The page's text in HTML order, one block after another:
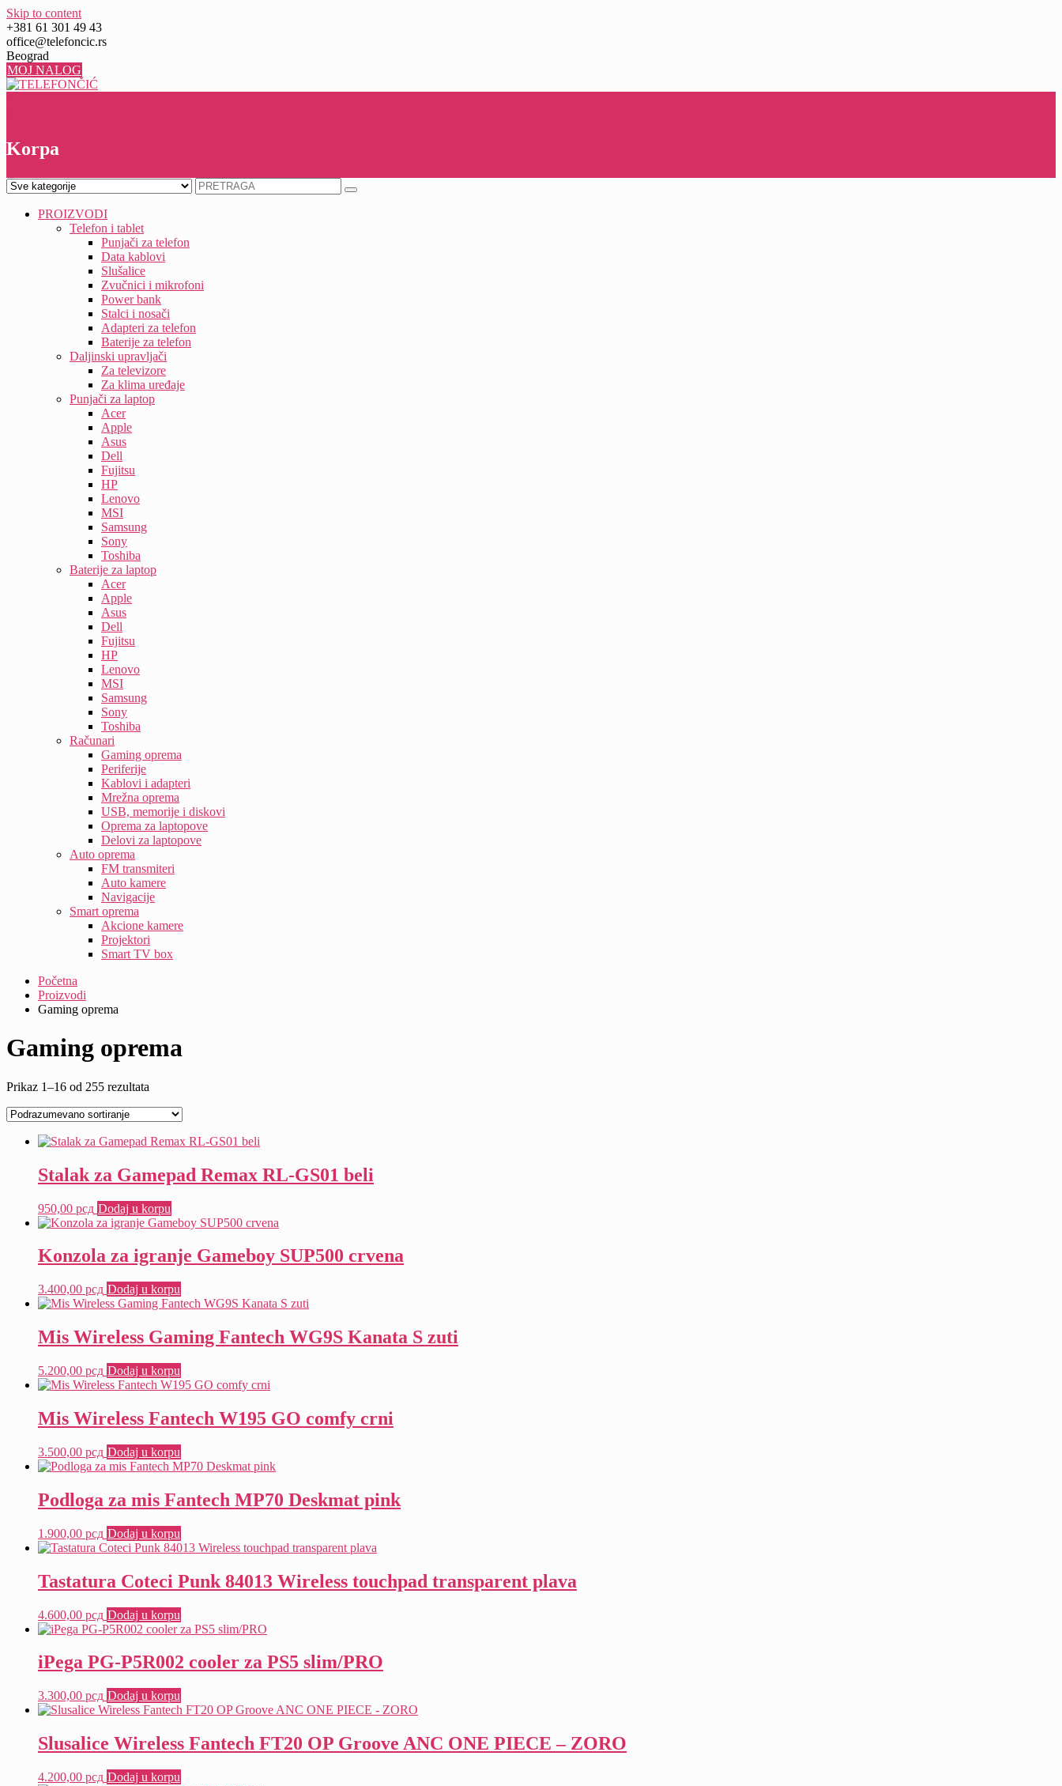
Skip to content
+381 61 301 49 43
office@telefoncic.rs
Beograd
MOJ NALOG
Korpa
PROIZVODI
Telefon i tablet
Punjači za telefon
Data kablovi
Slušalice
Zvučnici i mikrofoni
Power bank
Stalci i nosači
Adapteri za telefon
Baterije za telefon
Daljinski upravljači
Za televizore
Za klima uređaje
Punjači za laptop
Acer
Apple
Asus
Dell
Fujitsu
HP
Lenovo
MSI
Samsung
Sony
Toshiba
Baterije za laptop
Acer
Apple
Asus
Dell
Fujitsu
HP
Lenovo
MSI
Samsung
Sony
Toshiba
Računari
Gaming oprema
Periferije
Kablovi i adapteri
Mrežna oprema
USB, memorije i diskovi
Oprema za laptopove
Delovi za laptopove
Auto oprema
FM transmiteri
Auto kamere
Navigacije
Smart oprema
Akcione kamere
Projektori
Smart TV box
Početna
Proizvodi
Gaming oprema
Gaming oprema
Prikaz 1–16 od 255 rezultata
Stalak za Gamepad Remax RL-GS01 beli
950,00 рсд Dodaj u korpu
Konzola za igranje Gameboy SUP500 crvena
3.400,00 рсд Dodaj u korpu
Mis Wireless Gaming Fantech WG9S Kanata S zuti
5.200,00 рсд Dodaj u korpu
Mis Wireless Fantech W195 GO comfy crni
3.500,00 рсд Dodaj u korpu
Podloga za mis Fantech MP70 Deskmat pink
1.900,00 рсд Dodaj u korpu
Tastatura Coteci Punk 84013 Wireless touchpad transparent plava
4.600,00 рсд Dodaj u korpu
iPega PG-P5R002 cooler za PS5 slim/PRO
3.300,00 рсд Dodaj u korpu
Slusalice Wireless Fantech FT20 OP Groove ANC ONE PIECE – ZORO
4.200,00 рсд Dodaj u korpu